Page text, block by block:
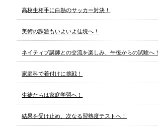
高校生相手に白熱のサッカー対決！
美術の課題もいよいよ佳境へ！
ネイティブ講師との交流を楽しみ、午後からの試験へ！
家庭科で着付けに挑戦！
生徒たちは家庭学習へ！
結果を受け止め、次なる習熟度テストへ！